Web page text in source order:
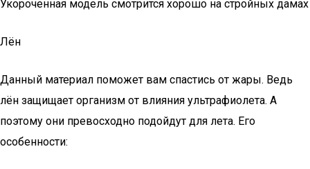
Укороченная модель смотрится хорошо на стройных дамах
Лён
Данный материал поможет вам спастись от жары. Ведь
лён защищает организм от влияния ультрафиолета. А
поэтому они превосходно подойдут для лета. Его
особенности: